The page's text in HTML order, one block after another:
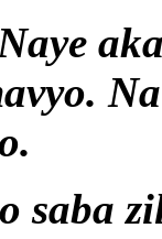
saba